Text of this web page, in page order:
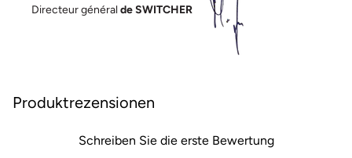
Directeur général de SWITCHER
Produktrezensionen
Schreiben Sie die erste Bewertung